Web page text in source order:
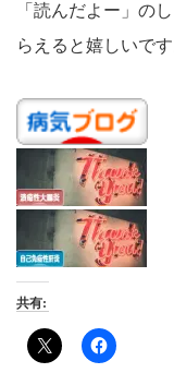
「読んだよー」の
らえると嬉しいです
共有: